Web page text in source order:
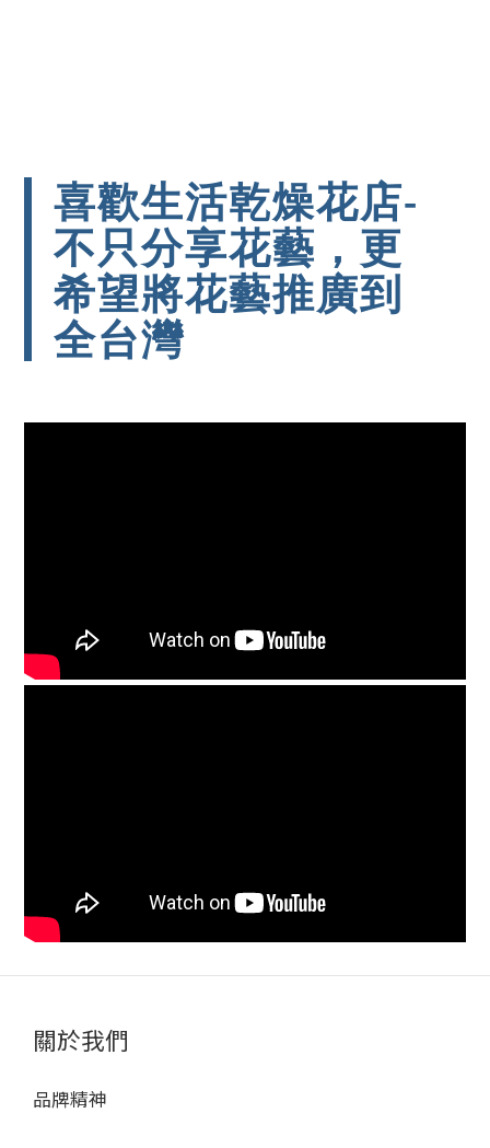
喜歡生活乾燥花店-
不只分享花藝，更
希望將花藝推廣到
全台灣
關於我們
品牌精神